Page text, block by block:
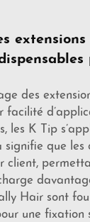
des
facilité
les K Tip
signifie que les
client,
Hair sont
une fixation